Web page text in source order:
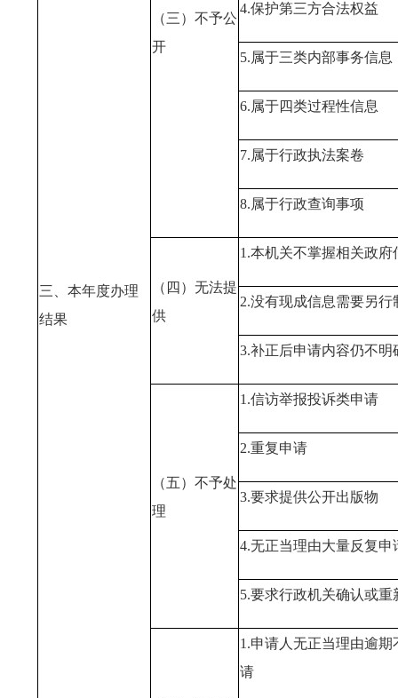
三、本年度办理
结果
（三）不予公
开
4.保护第三方合法权益
5.属于三类内部事务信息
6.属于四类过程性信息
7.属于行政执法案卷
8.属于行政查询事项
（四）无法提
供
1.本机关不掌握相关政府
2.没有现成信息需要另行
3.补正后申请内容仍不明
（五）不予处
理
1.信访举报投诉类申请
2.重复申请
3.要求提供公开出版物
4.无正当理由大量反复申
5.要求行政机关确认或
1.申请人无正当理由逾
请